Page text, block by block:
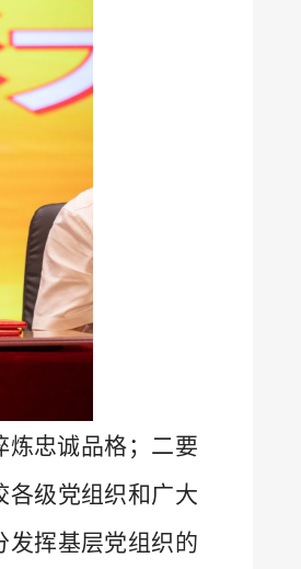
炼忠诚品格；二要
各级党组织和广大
发挥基层党组织的